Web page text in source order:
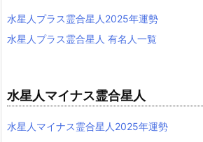
水星人プラス霊合星人2025年運勢
水星人プラス霊合星人 有名人一覧
水星人マイナス霊合星人
水星人マイナス霊合星人2025年運勢